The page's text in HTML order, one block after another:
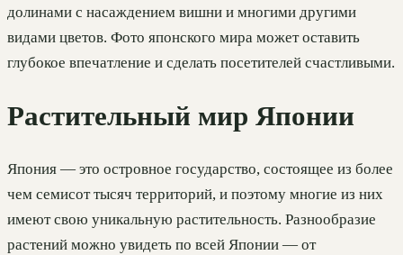
долинами с насаждением вишни и многими другими
видами цветов. Фото японского мира может оставить
глубокое впечатление и сделать посетителей счастливыми.
Растительный мир Японии
Япония — это островное государство, состоящее из более
чем семисот тысяч территорий, и поэтому многие из них
имеют свою уникальную растительность. Разнообразие
растений можно увидеть по всей Японии — от